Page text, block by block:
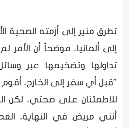
تطرق منير إلى أزمته الصحية
إلى ألمانيا، موضحاً أن الأمر
تداولها وتضخيمها عبر
"قبل أي سفر إلى الخارج،
للاطمئنان على صحتي، لكن
أنني مريض. في النهاية،